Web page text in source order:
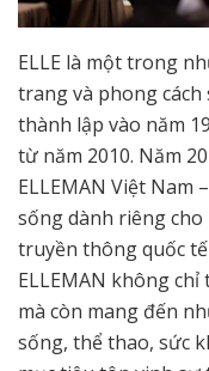
ELLE là một trong
trang và phong
thành lập vào năm
từ năm 2010. Năm
ELLEMAN Việt Nam
sống dành riêng
truyền thông quốc tế
ELLEMAN không
mà còn mang đến
sống, thể thao, sức